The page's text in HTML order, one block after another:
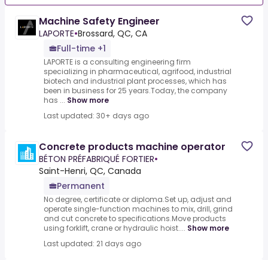
Machine Safety Engineer
LAPORTE•Brossard, QC, CA
Full-time +1
LAPORTE is a consulting engineering firm
specializing in pharmaceutical, agrifood, industrial
biotech and industrial plant processes, which has
been in business for 25 years.Today, the company
has ... Show more
Last updated: 30+ days ago
Concrete products machine operator
BÉTON PRÉFABRIQUÉ FORTIER•
Saint-Henri, QC, Canada
Permanent
No degree, certificate or diploma.Set up, adjust and
operate single-function machines to mix, drill, grind
and cut concrete to specifications.Move products
using forklift, crane or hydraulic hoist.... Show more
Last updated: 21 days ago